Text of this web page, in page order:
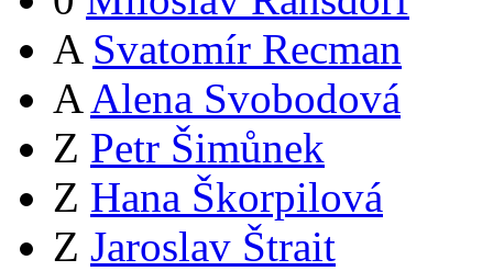
A Svatomír Recman
A Alena Svobodová
Z Petr Šimůnek
Z Hana Škorpilová
Z Jaroslav Štrait